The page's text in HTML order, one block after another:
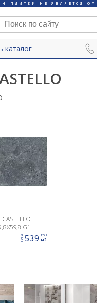
ПЛИТКИ НЕ ЯВЛЯЕТСЯ
каталог
G1
цена539 грн
м2